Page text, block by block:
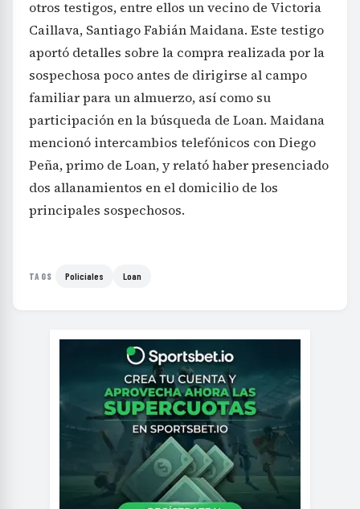
otros testigos, entre ellos un vecino de Victoria
Caillava, Santiago Fabián Maidana. Este testigo
aportó detalles sobre la compra realizada por la
sospechosa poco antes de dirigirse al campo
familiar para un almuerzo, así como su
participación en la búsqueda de Loan. Maidana
mencionó intercambios telefónicos con Diego
Peña, primo de Loan, y relató haber presenciado
dos allanamientos en el domicilio de los
principales sospechosos.
TAGS Policiales Loan